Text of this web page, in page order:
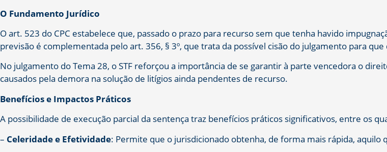
O Fundamento Jurídico
O art. 523 do CPC estabelece que, passado o prazo para recurso sem que tenha havido
previsão é complementada pelo art. 356, § 3º, que trata da possível cisão do julgamento para
No julgamento do Tema 28, o STF reforçou a importância de se garantir à parte vencedora o
causados pela demora na solução de litígios ainda pendentes de recurso.
Benefícios e Impactos Práticos
A possibilidade de execução parcial da sentença traz benefícios práticos significativos, entre os
– Celeridade e Efetividade: Permite que o jurisdicionado obtenha, de forma mais rápida, aquilo